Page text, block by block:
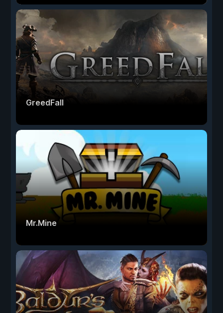
GreedFall
Mr.Mine